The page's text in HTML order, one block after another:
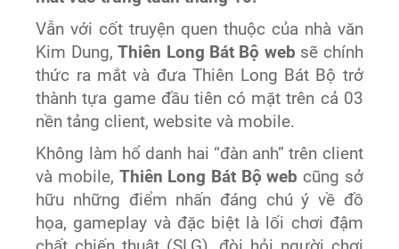
Vẫn với cốt truyện quen thuộc của nhà văn
Kim Dung,Thiên Long Bát Bộ web sẽ chính
thức ra mắt và đưa Thiên Long Bát Bộ trở
thành tựa game đầu tiên có mặt trên cả 03
nền tảng client, website và mobile.
Không làm hổ danh hai “đàn anh” trên client
và mobile, Thiên Long Bát Bộ web cũng sở
hữu những điểm nhấn đáng chú ý về đồ
họa, gameplay và đặc biệt là lối chơi đậm